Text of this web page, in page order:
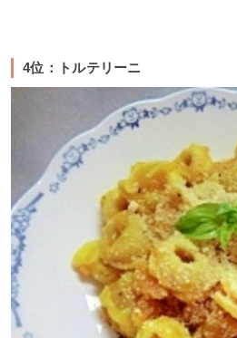
4位：トルテリーニ